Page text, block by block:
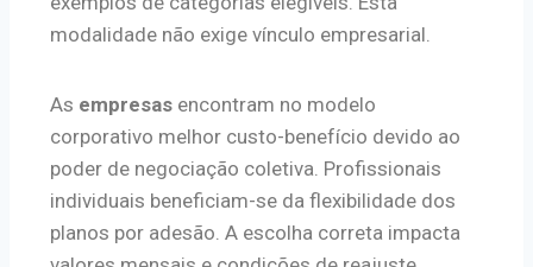
modalidade não exige vínculo empresarial.
As empresas encontram no modelo
corporativo melhor custo-benefício devido ao
poder de negociação coletiva. Profissionais
individuais beneficiam-se da flexibilidade dos
planos por adesão. A escolha correta impacta